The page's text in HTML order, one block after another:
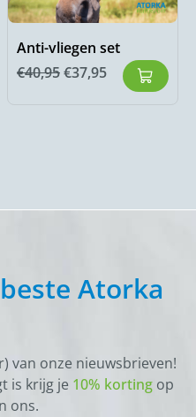
Anti-vliegen set
€40,95€37,95
Atorka
van onze nieuwsbrieven!
is krijg je 10% korting op
ons.